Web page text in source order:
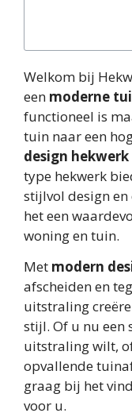
Welkom bij
een moderne
functioneel is
tuin naar een
design hekwerk
type hekwerk
stijlvol design
het een
woning en tuin.
Met modern
afscheiden en
uitstraling
stijl. Of u nu een
uitstraling wilt,
opvallende
graag bij het
voor u.